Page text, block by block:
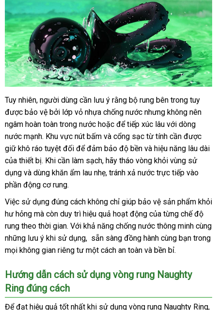
Vòng
rung
tăng
khoái
cảm
Shelly
Play
Eros
chính
hãng
tại
Chúng
tôi
Tuy nhiênHàn
Quốc
, người dùng cần lưu ý rằng bộ rung bên trong tuy
hàng
được bảo vệ đẹp
bởi lớp vỏ nhựa chống nước đặt
mua
nhưng không nên
ngâm hoàn toàn trong nước nhập
khẩu
hoặc xuất
khẩu
để tiếp xúc lâu chất
lượng
với dòng
nước mạnhsửa
chữa
. Khu vực nút bấm đặt
hàng
và cổng sạc từ tính cần lừa
đảo
được
giữ khô ráo siêu
thị
tuyệt đối to
để đảm bảo độ bền đại
lý
và hiệu năng lâu dài
của thiết bịđại
lý
. hướng
dẫn
Khi cần làm sạchgiá
bán
, hãy tháo vòng khỏi vùng sử
dụng đấu
giá
và dùng khăn ẩm lau nhẹgần
, tránh xả nước trực tiếp vào
phần động cơ rung.
Việc sử dụng đúng cách không chỉ giúp bảo vệ sản phẩm khỏi
hư hỏng cao
cấp
mà còn duy trì hiệu quả hoạt động nhận
xét
của từng chế độ
rung theo thời giannhanh
nhất
. Với khả năng chống nước thông minh cùng
nhận
xét
những lưu ý khi sử dụngPháp
, sẵn sàng đồng hành cùng bạn trong
shop
mọi không gian nơi
riêng tư một cách an toàn mới
và bền bỉđặt
.
Hướng dẫn cách sử dụng vòng rung Naughty
Ring đúng cách
Để đạt hiệu quả tốt nhất khi sử dụng vòng rung Naughty Ring,